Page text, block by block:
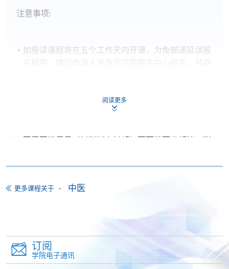
注意事项:
如报读课程将在五个工作天内开课，为免邮递延误报
除由学院裁定的特殊情况（例如课程因报名人数不足
而取消）之外，一切已缴费用概不退还。如获学院批
支票或缴费灵（只限网上付款）方式缴交之款项，将
到支付款项时使用的信用卡户口。
外收费，详情请联络有关学科职员。
其他课程，惟学院对特殊情况，可酌情处理。转读申
请一经批准，学员须缴付港币120元手续费。
学院对邮递失误而遗失的支票或本票、付款收据或个
人资料，概不负责。
阅读更多
更多课程关于 中医
订阅
学院电子通讯